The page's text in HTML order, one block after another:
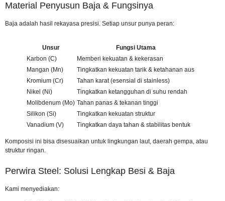
Material Penyusun Baja & Fungsinya
Baja adalah hasil rekayasa presisi. Setiap unsur punya peran:
Unsur
Fungsi Utama
Karbon (C)
Memberi kekuatan & kekerasan
Mangan (Mn)
Tingkatkan kekuatan tarik & ketahanan aus
Kromium (Cr)
Tahan karat (esensial di stainless)
Nikel (Ni)
Tingkatkan ketangguhan di suhu rendah
Molibdenum (Mo) Tahan panas & tekanan tinggi
Silikon (Si)
Tingkatkan kekuatan struktur
Vanadium (V)
Tingkatkan daya tahan & stabilitas bentuk
Komposisi ini bisa disesuaikan untuk lingkungan laut, daerah gempa, atau
struktur ringan.
Perwira Steel: Solusi Lengkap Besi & Baja
Kami menyediakan: